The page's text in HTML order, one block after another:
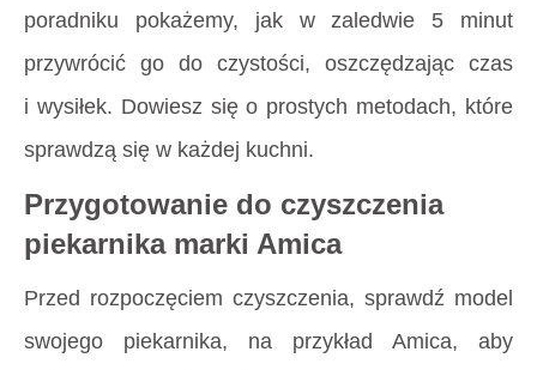
poradniku pokażemy, jak w zaledwie 5 minut
przywrócić go do czystości, oszczędzając czas
i wysiłek. Dowiesz się o prostych metodach, które
sprawdzą się w każdej kuchni.
Przygotowanie do czyszczenia
piekarnika marki Amica
Przed rozpoczęciem czyszczenia, sprawdź model
swojego piekarnika, na przykład Amica, aby